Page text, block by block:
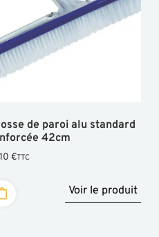
de paroi alu standard
42cm
€TTC
Voir le produit